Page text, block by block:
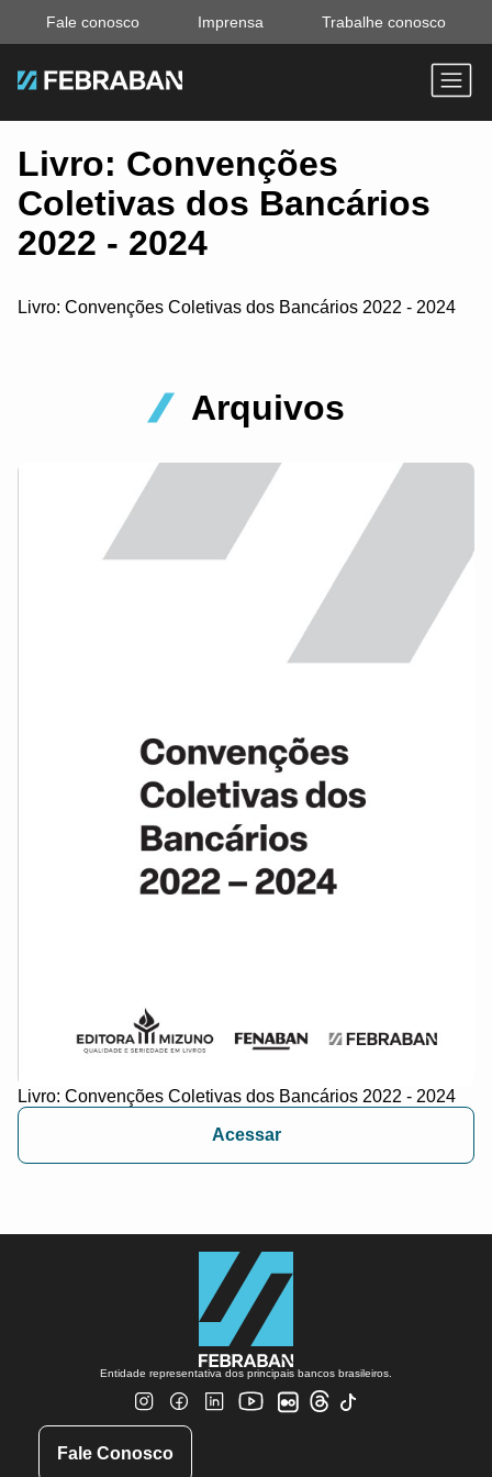
Fale conosco Imprensa Trabalhe conosco
Livro: Convenções
Coletivas dos Bancários
2022 - 2024
Livro: Convenções Coletivas dos Bancários 2022 - 2024
Arquivos
Livro: Convenções Coletivas dos Bancários 2022 - 2024
Acessar
Entidade representativa dos principais bancos brasileiros.
Fale Conosco